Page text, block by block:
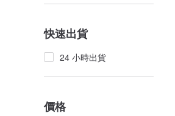
快速出貨
24 小時出貨
價格